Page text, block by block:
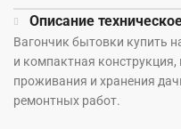
Описание
Вагончик бытовки купить
и компактная
проживания и хранения
ремонтных работ.